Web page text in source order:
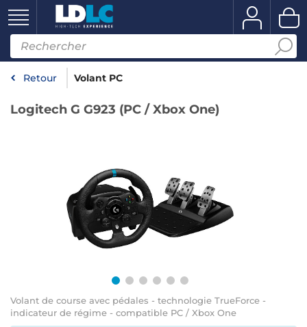
Retour Volant PC
Logitech G G923 (PC / Xbox One)
Volant de course avec pédales - technologie TrueForce -
indicateur de régime - compatible PC / Xbox One